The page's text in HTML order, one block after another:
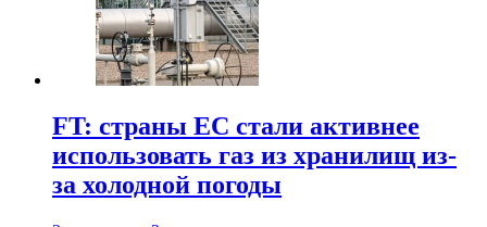
FT: страны ЕС стали активнее
использовать газ из хранилищ из-
за холодной погоды